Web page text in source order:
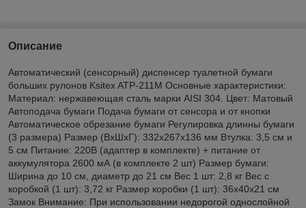
Описание
Автоматический (сенсорный) диспенсер туалетной бумаги
больших рулонов Ksitex ATP-211M Основные характеристики:
Материал: нержавеющая сталь марки AISI 304. Цвет: Матовый
Автоподача бумаги Подача бумаги от сенсора и от кнопки
Автоматическое обрезание бумаги Регулировка длинны бумаги
(3 размера) Размер (ВхШхГ): 332х267х136 мм Втулка: 3,5 см и
5 см Питание: 220В (адаптер в комплекте) + питание от
аккумулятора 2600 мА (в комплекте 2 шт) Размер бумаги:
Ширина до 10 см, диаметр до 21 см Вес 1 шт: 2,8 кг Вес с
коробкой (1 шт): 3,72 кг Размер коробки (1 шт): 36х40х21 см
Замок Внимание: При использовании недорогой однослойной